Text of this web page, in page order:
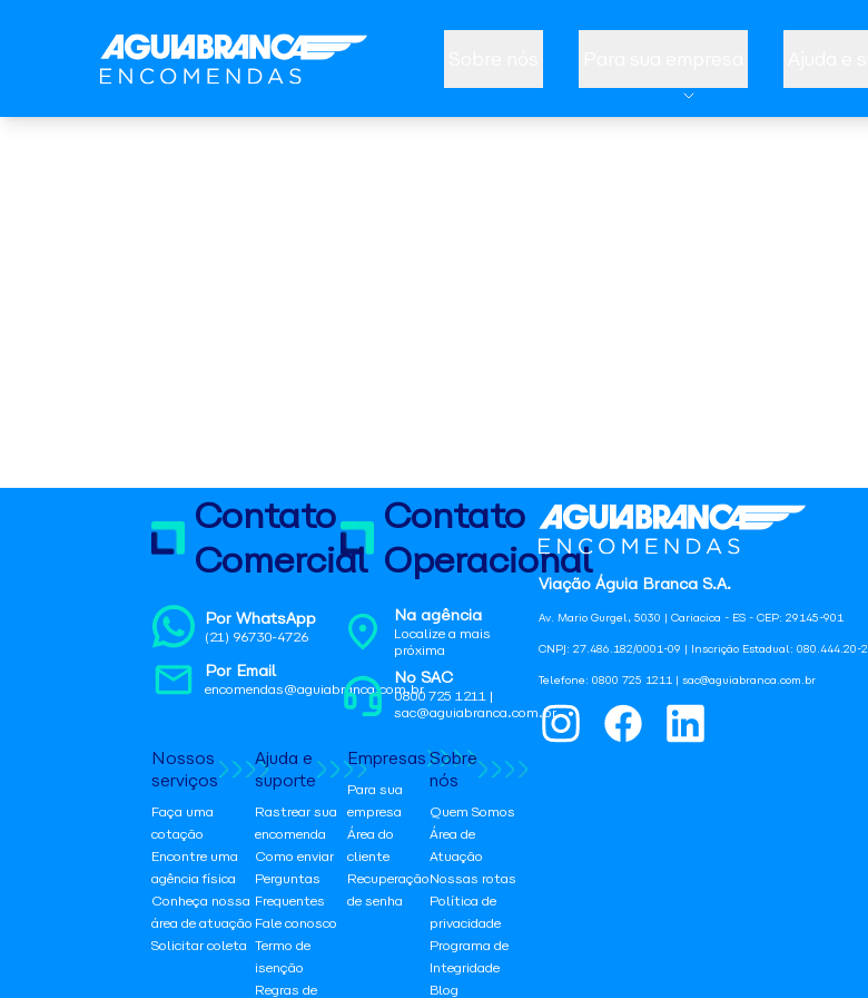
Viação Águia Branca S.A.
Av. Mario Gurgel, 5030 | Cariacica - ES - CEP: 29145-901
CNPJ: 27.486.182/0001-09 | Inscrição Estadual: 080.444.20-2
Telefone: 0800 725 1211 | sac@aguiabranca.com.br
Contato
Comercial
Por WhatsApp
(21) 96730-4726
Por Email
encomendas@aguiabranca.com.br
Contato
Operacional
Na agência
Localize a mais
próxima
No SAC
0800 725 1211 |
sac@aguiabranca.com.br
Nossos
serviços
Faça uma
cotação
Encontre uma
agência física
Conheça nossa
área de atuação
Solicitar coleta
Ajuda e
suporte
Rastrear sua
encomenda
Como enviar
Perguntas
Frequentes
Fale conosco
Termo de
isenção
Regras de
Empresas
Para sua
empresa
Área do
cliente
Recuperação
de senha
Sobre
nós
Quem Somos
Área de
Atuação
Nossas rotas
Política de
privacidade
Programa de
Integridade
Blog